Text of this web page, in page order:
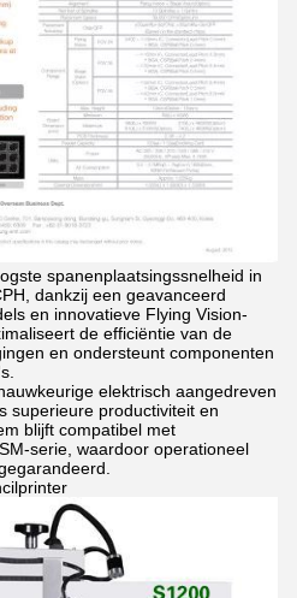
spanenplaatsingssnelheid in
dankzij een geavanceerd
en innovatieve Flying Vision-
de efficiëntie van de
en ondersteunt componenten
elektrisch aangedreven
superieure productiviteit en
blijft compatibel met
serie, waardoor operationeel